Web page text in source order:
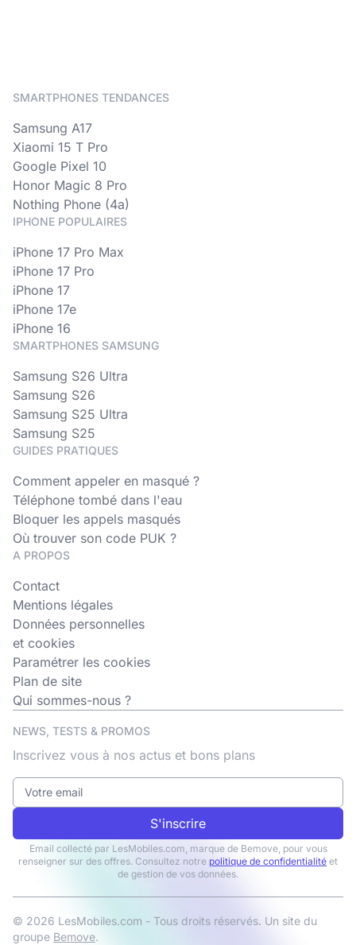
SMARTPHONES TENDANCES
Samsung A17
Xiaomi 15 T Pro
Google Pixel 10
Honor Magic 8 Pro
Nothing Phone (4a)
IPHONE POPULAIRES
iPhone 17 Pro Max
iPhone 17 Pro
iPhone 17
iPhone 17e
iPhone 16
SMARTPHONES SAMSUNG
Samsung S26 Ultra
Samsung S26
Samsung S25 Ultra
Samsung S25
GUIDES PRATIQUES
Comment appeler en masqué ?
Téléphone tombé dans l'eau
Bloquer les appels masqués
Où trouver son code PUK ?
A PROPOS
Contact
Mentions légales
Données personnelles
et cookies
Paramétrer les cookies
Plan de site
Qui sommes-nous ?
NEWS, TESTS & PROMOS
Inscrivez vous à nos actus et bons plans
S'inscrire
Email collecté par LesMobiles.com, marque de Bemove, pour vous
renseigner sur des offres. Consultez notre politique de confidentialité et
de gestion de vos données.
© 2026 LesMobiles.com - Tous droits réservés. Un site du
groupe Bemove.